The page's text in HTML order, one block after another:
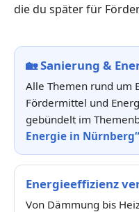
die du später für
🏡Sanierung &
Alle Themen rund um
Fördermittel und
gebündelt im
Energie in Nürnberg“
Energieeffizienz
Von Dämmung bis